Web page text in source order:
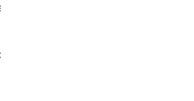
del Servizio
Servizi